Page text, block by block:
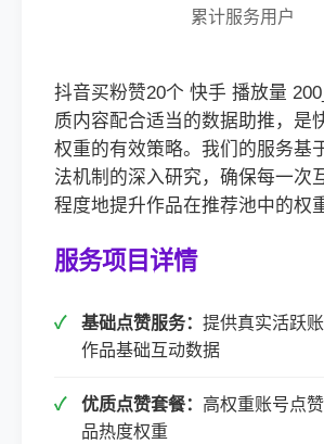
累计服务用户
抖音买粉赞20个 快手 播放量
质内容配合适当的数据助推，是
权重的有效策略。我们的服务基
法机制的深入研究，确保每一次
程度地提升作品在推荐池中的权
服务项目详情
基础点赞服务： 提供真实活跃
作品基础互动数据
优质点赞套餐： 高权重账号点
品热度权重